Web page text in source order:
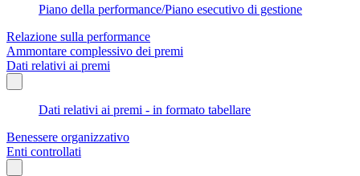
Piano della performance/Piano esecutivo di gestione
Relazione sulla performance
Ammontare complessivo dei premi
Dati relativi ai premi
Dati relativi ai premi - in formato tabellare
Benessere organizzativo
Enti controllati